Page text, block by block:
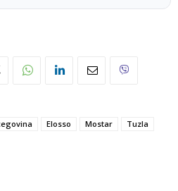
Elosso Mostar
Tuzla